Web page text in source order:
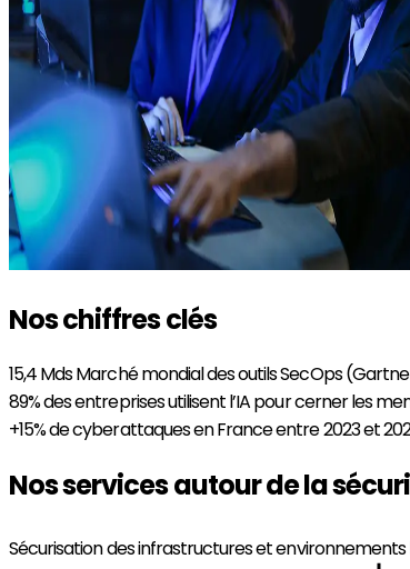
Nos chiffres clés
15,4 MdsMarché mondial des outils SecOps
89%des entreprises utilisent l’IA pour cerner les
+15%de cyberattaques en France entre 2023 et
Nos services autour de la
Sécurisation des infrastructures et